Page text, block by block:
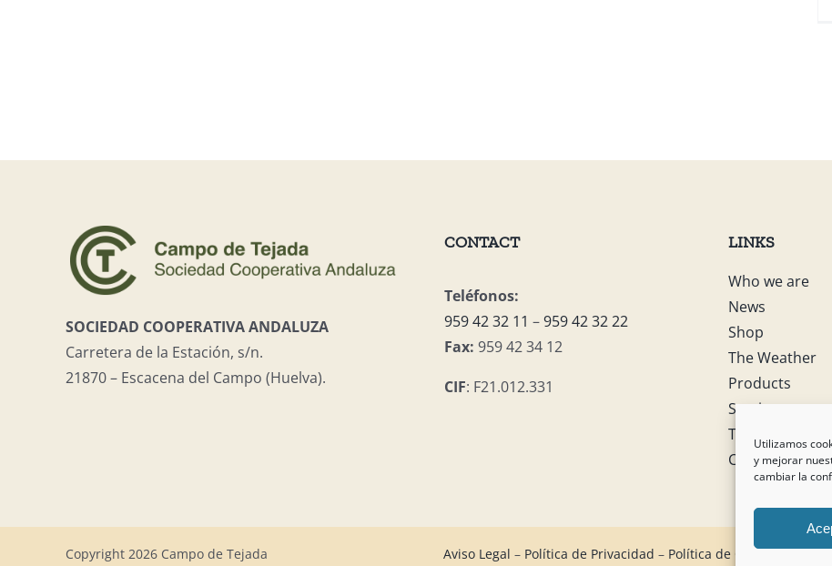
Utilizamos
y mejorar
cambiar la
SOCIEDAD COOPERATIVA ANDALUZA
Carretera de la Estación, s/n.
21870 – Escacena del Campo (Huelva).
CONTACT
Teléfonos:
959 42 32 11 –959 42 32 22
Fax: 959 42 34 12
CIF: F21.012.331
LINKS
Who we are
News
Shop
The Weather
Products
Services
Tablón de
Contact us
Copyright 2026 Campo de Tejada Aviso Legal – Política de Privacidad – Política de Cookies